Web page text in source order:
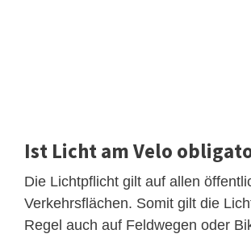
Ist Licht am Velo
Die Lichtpflicht gilt auf allen
Verkehrsflächen. Somit gilt die
Regel auch auf Feldwegen oder